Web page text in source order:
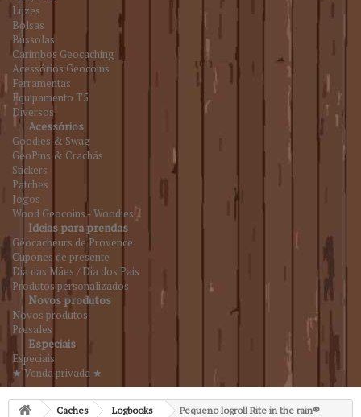
Luzes
Bolsas
Bússolas
Carimbos Geocaching
Acessórios Geocoins
Ferramentas
Equipamento T5
Diversos
Acessórios
Goodies & Swag
GeoPins & Crachás
Stickers
Patches
Jogos
Wood Geocoins - Woodies
Ideias para prendas
Géocacheurs de Provence
Cupones de presente
Dia das Mães / Dia dos Pais
Produtos personalizados
Novos produtos
Novos produtos
Presales
Especiais
Especiais
★ Venda privada ★
Caches Logbooks
Pequeno logroll Rite in the rain®